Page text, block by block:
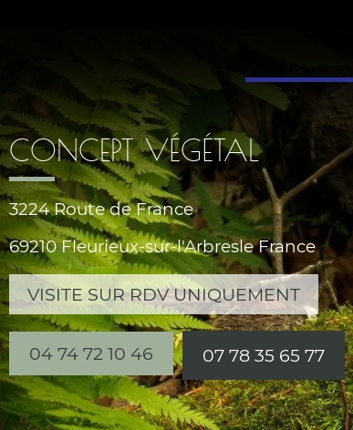
CONCEPT VÉGÉTAL
3224 Route de France
69210 Fleurieux-sur-l'Arbresle France
VISITE SUR RDV UNIQUEMENT
04 74 72 10 46 07 78 35 65 77